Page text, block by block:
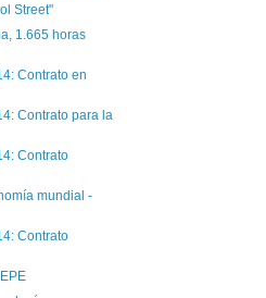
Street"
1.665 horas
Contrato en
Contrato para la
Contrato
mundial -
Contrato